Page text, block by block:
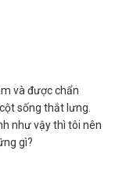
và được chẩn
sống thắt lưng.
như vậy thì tôi nên
gì?